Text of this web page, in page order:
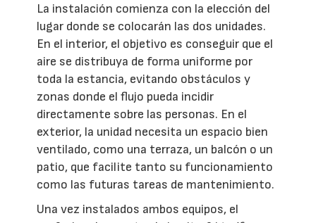
La instalación comienza con la elección del
lugar donde se colocarán las dos unidades.
En el interior, el objetivo es conseguir que el
aire se distribuya de forma uniforme por
toda la estancia, evitando obstáculos y
zonas donde el flujo pueda incidir
directamente sobre las personas. En el
exterior, la unidad necesita un espacio bien
ventilado, como una terraza, un balcón o un
patio, que facilite tanto su funcionamiento
como las futuras tareas de mantenimiento.
Una vez instalados ambos equipos, el